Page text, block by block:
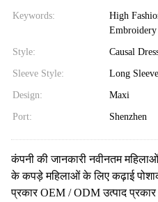
Keywords:
High
Embroidery
Style: Causal
Sleeve Style: Long Sleeve
Design: Maxi
Port: Shenzhen
कंपनी की जानकारी नवीनतम
के कपड़े महिलाओं के लिए कढ़ाई पोशाक
प्रकार OEM / ODM उत्पाद